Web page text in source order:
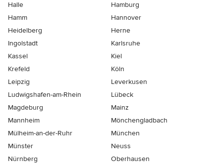
Halle
Hamburg
Hamm
Hannover
Heidelberg
Herne
Ingolstadt
Karlsruhe
Kassel
Kiel
Krefeld
Köln
Leipzig
Leverkusen
Ludwigshafen-am-Rhein
Lübeck
Magdeburg
Mainz
Mannheim
Mönchen­gladbach
Mülheim-an-der-Ruhr
München
Münster
Neuss
Nürnberg
Oberhausen